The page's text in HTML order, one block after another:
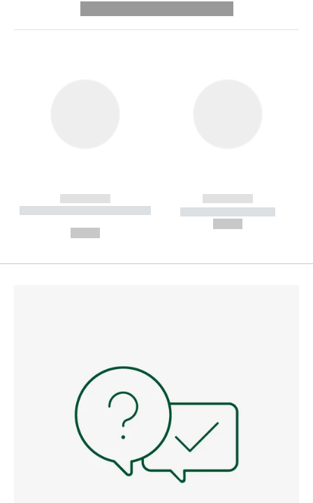
------------
----------- ----------- --------
------------
----------- -----------